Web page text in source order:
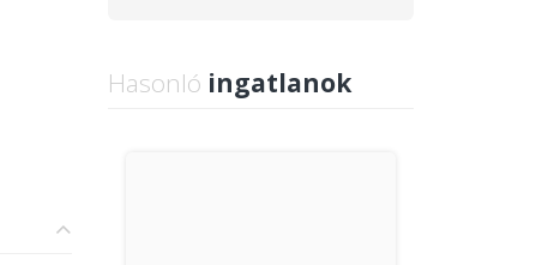
Hasonló ingatlanok